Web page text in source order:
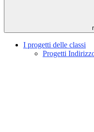
I progetti delle classi
Progetti